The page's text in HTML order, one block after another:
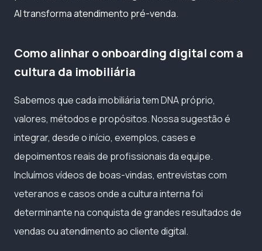
AI transforma atendimento pré-venda.
Como alinhar o onboarding digital com a
cultura da imobiliária
Sabemos que cada imobiliária tem DNA próprio,
valores, métodos e propósitos. Nossa sugestão é
integrar, desde o início, exemplos, cases e
depoimentos reais de profissionais da equipe.
Incluímos vídeos de boas-vindas, entrevistas com
veteranos e casos onde a cultura interna foi
determinante na conquista de grandes resultados de
vendas ou atendimento ao cliente digital.